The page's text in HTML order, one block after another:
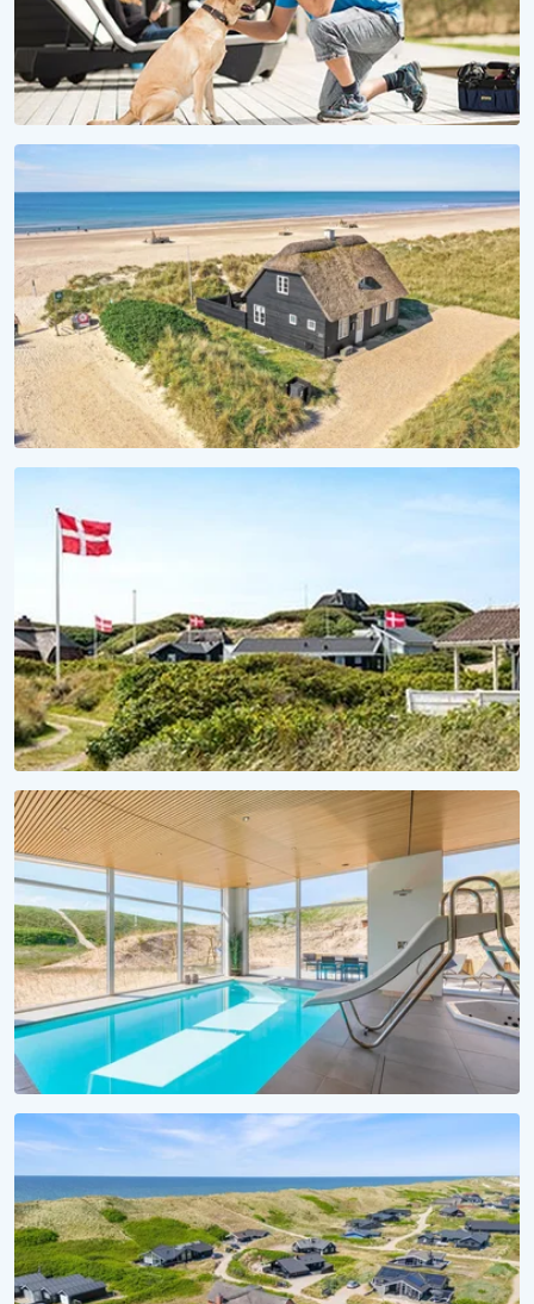
VOV, HVOR ER DET SMUKT HER!
Sommerhuse med hund tilladt
Vågn op til lyden af bølger
Se vores sommerhuse ved vandet
FERIESÆSON 2027
Et hav af forventningsglæde
Lej sommerhus til 2027 nu!
VANDSJOV FOR ALLE
Badeferie ved Vesterhavet
Alle sommerhuse med pool her!